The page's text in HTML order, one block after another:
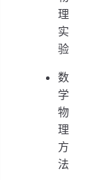
理
实
验
数
学
物
理
方
法